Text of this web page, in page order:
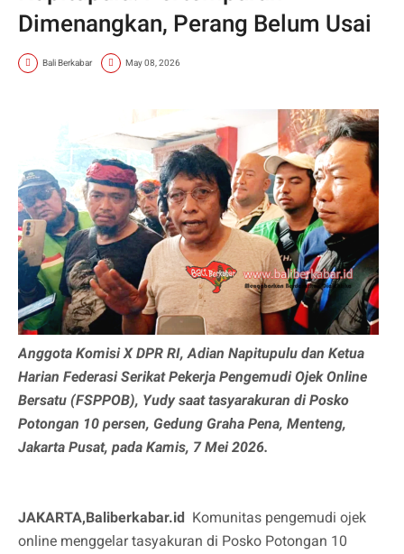
Dimenangkan, Perang Belum Usai
Bali Berkabar May 08, 2026
Anggota Komisi X DPR RI, Adian Napitupulu dan Ketua
Harian Federasi Serikat Pekerja Pengemudi Ojek Online
Bersatu (FSPPOB), Yudy saat tasyarakuran di Posko
Potongan 10 persen, Gedung Graha Pena, Menteng,
Jakarta Pusat, pada Kamis, 7 Mei 2026.
JAKARTA,Baliberkabar.id Komunitas pengemudi ojek
online menggelar tasyakuran di Posko Potongan 10